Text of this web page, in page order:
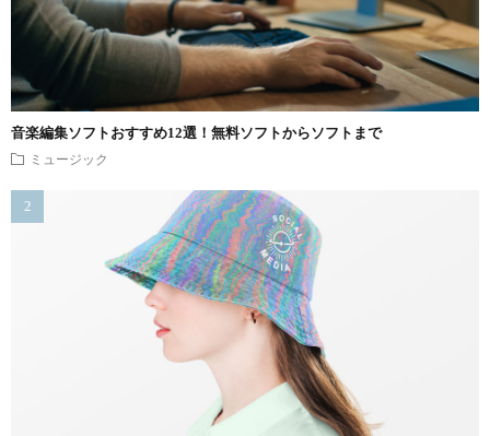
音楽編集ソフトおすすめ12選！無料ソフトからソフトまで
ミュージック